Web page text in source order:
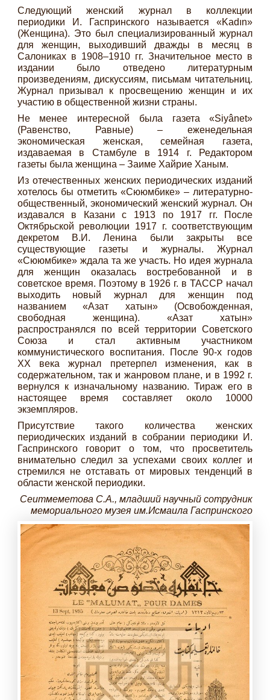
Следующий женский журнал в коллекции
периодики И. Гаспринского называется «Kadın»
(Женщина). Это был специализированный журнал
для женщин, выходивший дважды в месяц в
Салониках в 1908–1910 гг. Значительное место в
издании было отведено литературным
произведениям, дискуссиям, письмам читательниц.
Журнал призывал к просвещению женщин и их
участию в общественной жизни страны.
Не менее интересной была газета «Siyânet»
(Равенство, Равные) – еженедельная
экономическая женская, семейная газета,
издаваемая в Стамбуле в 1914 г. Редактором
газеты была женщина – Заиме Хайрие Ханым.
Из отечественных женских периодических изданий
хотелось бы отметить «Сююмбике» – литературно-
общественный, экономический женский журнал. Он
издавался в Казани с 1913 по 1917 гг. После
Октябрьской революции 1917 г. соответствующим
декретом В.И. Ленина были закрыты все
существующие газеты и журналы. Журнал
«Сююмбике» ждала та же участь. Но идея журнала
для женщин оказалась востребованной и в
советское время. Поэтому в 1926 г. в ТАССР начал
выходить новый журнал для женщин под
названием «Азат хатын» (Освобожденная,
свободная женщина). «Азат хатын»
распространялся по всей территории Советского
Союза и стал активным участником
коммунистического воспитания. После 90-х годов
ХХ века журнал претерпел изменения, как в
содержательном, так и жанровом плане, и в 1992 г.
вернулся к изначальному названию. Тираж его в
настоящее время составляет около 10000
экземпляров.
Присутствие такого количества женских
периодических изданий в собрании периодики И.
Гаспринского говорит о том, что просветитель
внимательно следил за успехами своих коллег и
стремился не отставать от мировых тенденций в
области женской периодики.
Сеитмеметова С.А., младший научный сотрудник
мемориального музея им.Исмаила Гаспринского